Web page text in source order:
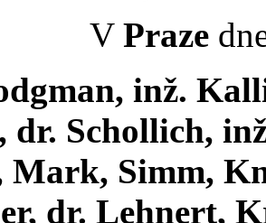
V Praze
inž.
dr. Schollich,
Mark, Simm,
dr. Lehnert,